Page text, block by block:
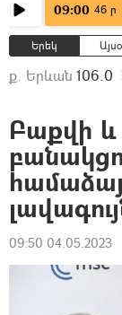
09:00 46 ր
Երեկ
ք. Երևան 106.0
Բաքվի և
09:50 04.05.2023